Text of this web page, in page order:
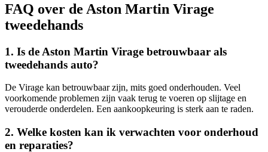
FAQ over de Aston Martin Virage
tweedehands
1. Is de Aston Martin Virage betrouwbaar als
tweedehands auto?
De Virage kan betrouwbaar zijn, mits goed onderhouden. Veel
voorkomende problemen zijn vaak terug te voeren op slijtage en
verouderde onderdelen. Een aankoopkeuring is sterk aan te raden.
2. Welke kosten kan ik verwachten voor onderhoud
en reparaties?